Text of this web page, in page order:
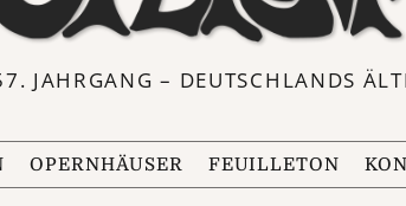
JAHRGANG – DEUTSCHLANDS
OPERNHÄUSER FEUILLETON